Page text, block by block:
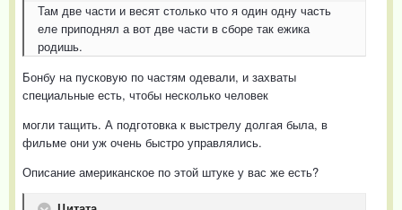
Там две части и весят столько что я один одну часть
еле приподнял а вот две части в сборе так ежика
родишь.
Бонбу на пусковую по частям одевали, и захваты
специальные есть, чтобы несколько человек
могли тащить. А подготовка к выстрелу долгая была, в
фильме они уж очень быстро управлялись.
Описание американское по этой штуке у вас же есть?